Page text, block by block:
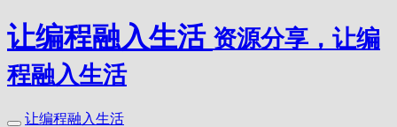
让编程融入生活 资源分享，让编
程融入生活
让编程融入生活